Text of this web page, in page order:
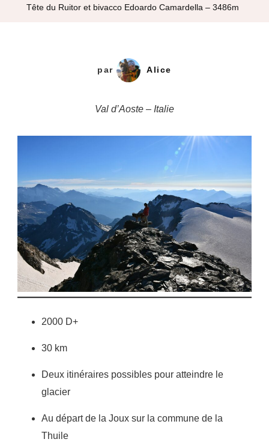
Tête du Ruitor et bivacco Edoardo Camardella – 3486m
par Alice
Val d’Aoste – Italie
2000 D+
30 km
Deux itinéraires possibles pour atteindre le
glacier
Au départ de la Joux sur la commune de la
Thuile